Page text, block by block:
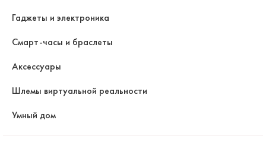
Гаджеты и электроника
Смарт-часы и браслеты
Аксессуары
Шлемы виртуальной реальности
Умный дом